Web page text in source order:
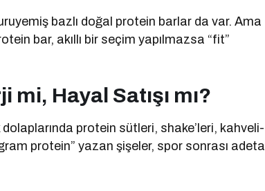
bazlı doğal protein barlar da var. Ama
bar, akıllı bir seçim yapılmazsa “fit”
Hayal Satışı mı?
dolaplarında protein sütleri, shake’leri, kahveli-
protein” yazan şişeler, spor sonrası adeta